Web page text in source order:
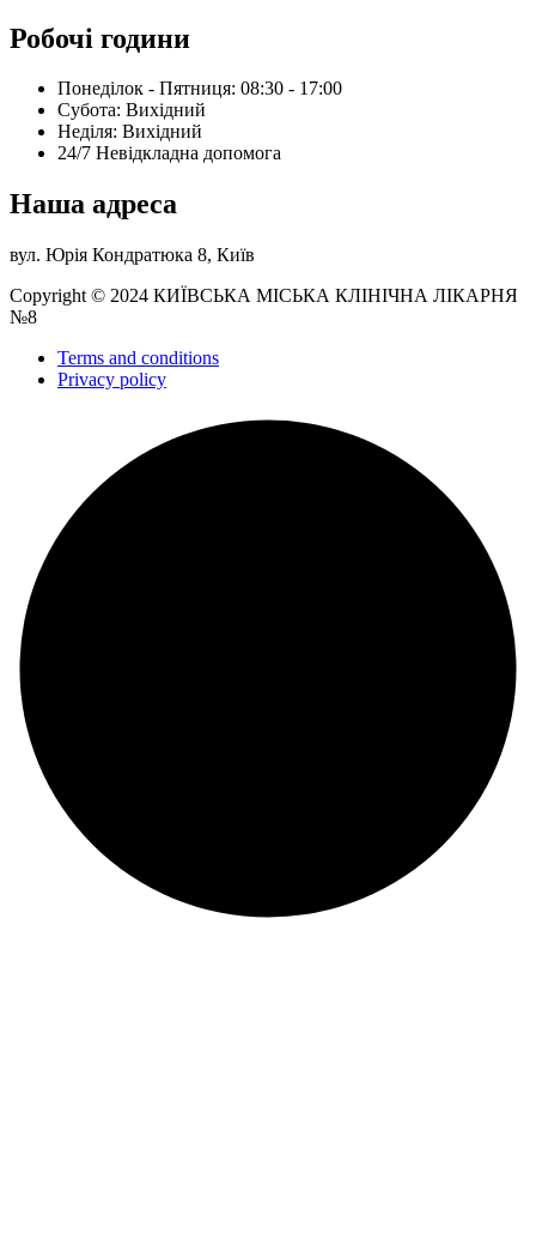
Робочі години
Понеділок - Пятниця: 08:30 - 17:00
Субота: Вихідний
Нeділя: Вихідний
24/7 Невідкладна допомога
Наша адреса
вул. Юрія Кондратюка 8, Київ
Copyright © 2024 КИЇВСЬКА МІСЬКА КЛІНІЧНА ЛІКАРНЯ
№8
Terms and conditions
Privacy policy